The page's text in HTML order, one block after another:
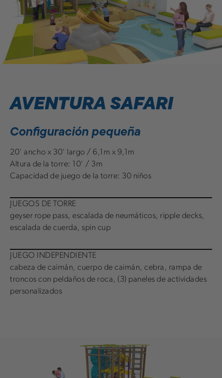
AVENTURA SAFARI
Configuración pequeña
20' ancho x 30' largo / 6,1m x 9,1m
Altura de la torre: 10' / 3m
Capacidad de juego de la torre: 30 niños
JUEGOS DE TORRE
geyser rope pass, escalada de neumáticos, ripple decks,
escalada de cuerda, spin cup
JUEGO INDEPENDIENTE
cabeza de caimán, cuerpo de caimán, cebra, rampa de
troncos con peldaños de roca, (3) paneles de actividades
personalizados